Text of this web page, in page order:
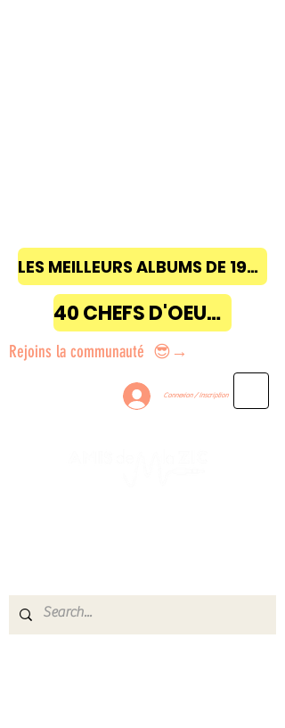
LES MEILLEURS ALBUMS DE 1968 à 2018
40 CHEFS D'OEUVRE
Rejoins la communauté 😎→
Connexion / Inscription